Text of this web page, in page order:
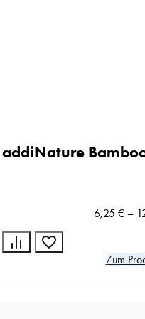
Häkelnadel
addiNature
6,25 €–
Zum